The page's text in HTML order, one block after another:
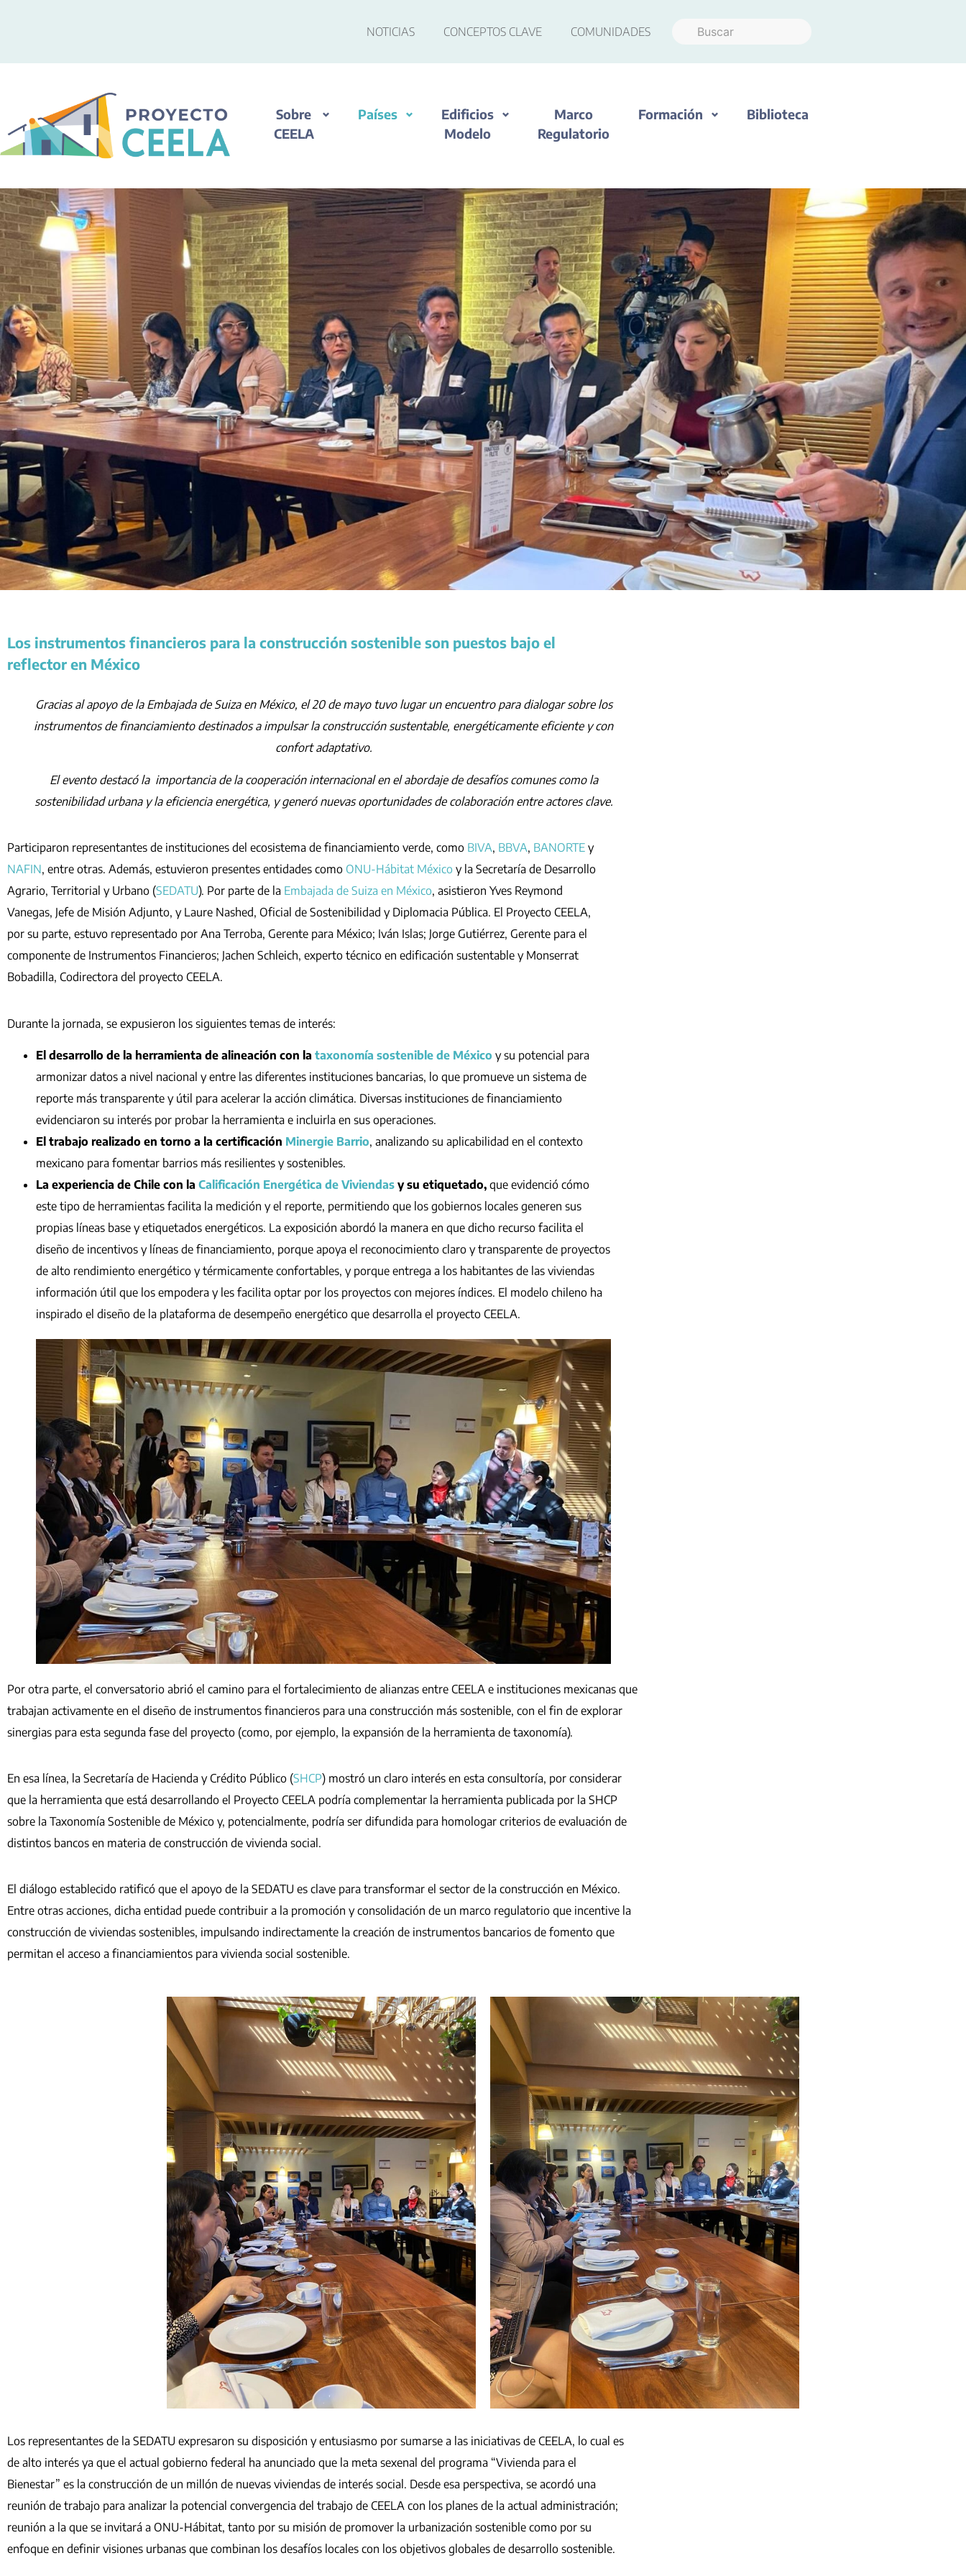
NOTICIAS CONCEPTOS CLAVE COMUNIDADES
Sobre
CEELA
Países
Edificios
Modelo
Marco
Regulatorio
Formación Biblioteca
Los instrumentos financieros para la construcción sostenible son puestos bajo el
reflector en México
Gracias al apoyo de la Embajada de Suiza en México, el 20 de mayo tuvo lugar un encuentro para dialogar sobre los
instrumentos de financiamiento destinados a impulsar la construcción sustentable, energéticamente eficiente y con
confort adaptativo.
El evento destacó la importancia de la cooperación internacional en el abordaje de desafíos comunes como la
sostenibilidad urbana y la eficiencia energética, y generó nuevas oportunidades de colaboración entre actores clave.
Participaron representantes de instituciones del ecosistema de financiamiento verde, como BIVA, BBVA, BANORTE y
NAFIN, entre otras. Además, estuvieron presentes entidades como ONU-Hábitat México y la Secretaría de Desarrollo
Agrario, Territorial y Urbano (SEDATU). Por parte de la Embajada de Suiza en México, asistieron Yves Reymond
Vanegas, Jefe de Misión Adjunto, y Laure Nashed, Oficial de Sostenibilidad y Diplomacia Pública. El Proyecto CEELA,
por su parte, estuvo representado por Ana Terroba, Gerente para México; Iván Islas; Jorge Gutiérrez, Gerente para el
componente de Instrumentos Financieros; Jachen Schleich, experto técnico en edificación sustentable y Monserrat
Bobadilla, Codirectora del proyecto CEELA.
Durante la jornada, se expusieron los siguientes temas de interés:
El desarrollo de la herramienta de alineación con la taxonomía sostenible de México y su potencial para
armonizar datos a nivel nacional y entre las diferentes instituciones bancarias, lo que promueve un sistema de
reporte más transparente y útil para acelerar la acción climática. Diversas instituciones de financiamiento
evidenciaron su interés por probar la herramienta e incluirla en sus operaciones.
El trabajo realizado en torno a la certificación Minergie Barrio, analizando su aplicabilidad en el contexto
mexicano para fomentar barrios más resilientes y sostenibles.
La experiencia de Chile con la Calificación Energética de Viviendas y su etiquetado, que evidenció cómo
este tipo de herramientas facilita la medición y el reporte, permitiendo que los gobiernos locales generen sus
propias líneas base y etiquetados energéticos. La exposición abordó la manera en que dicho recurso facilita el
diseño de incentivos y líneas de financiamiento, porque apoya el reconocimiento claro y transparente de proyectos
de alto rendimiento energético y térmicamente confortables, y porque entrega a los habitantes de las viviendas
información útil que los empodera y les facilita optar por los proyectos con mejores índices. El modelo chileno ha
inspirado el diseño de la plataforma de desempeño energético que desarrolla el proyecto CEELA.
Por otra parte, el conversatorio abrió el camino para el fortalecimiento de alianzas entre CEELA e instituciones mexicanas que
trabajan activamente en el diseño de instrumentos financieros para una construcción más sostenible, con el fin de explorar
sinergias para esta segunda fase del proyecto (como, por ejemplo, la expansión de la herramienta de taxonomía).
En esa línea, la Secretaría de Hacienda y Crédito Público (SHCP) mostró un claro interés en esta consultoría, por considerar
que la herramienta que está desarrollando el Proyecto CEELA podría complementar la herramienta publicada por la SHCP
sobre la Taxonomía Sostenible de México y, potencialmente, podría ser difundida para homologar criterios de evaluación de
distintos bancos en materia de construcción de vivienda social.
El diálogo establecido ratificó que el apoyo de la SEDATU es clave para transformar el sector de la construcción en México.
Entre otras acciones, dicha entidad puede contribuir a la promoción y consolidación de un marco regulatorio que incentive la
construcción de viviendas sostenibles, impulsando indirectamente la creación de instrumentos bancarios de fomento que
permitan el acceso a financiamientos para vivienda social sostenible.
Los representantes de la SEDATU expresaron su disposición y entusiasmo por sumarse a las iniciativas de CEELA, lo cual es
de alto interés ya que el actual gobierno federal ha anunciado que la meta sexenal del programa “Vivienda para el
Bienestar” es la construcción de un millón de nuevas viviendas de interés social. Desde esa perspectiva, se acordó una
reunión de trabajo para analizar la potencial convergencia del trabajo de CEELA con los planes de la actual administración;
reunión a la que se invitará a ONU-Hábitat, tanto por su misión de promover la urbanización sostenible como por su
enfoque en definir visiones urbanas que combinan los desafíos locales con los objetivos globales de desarrollo sostenible.